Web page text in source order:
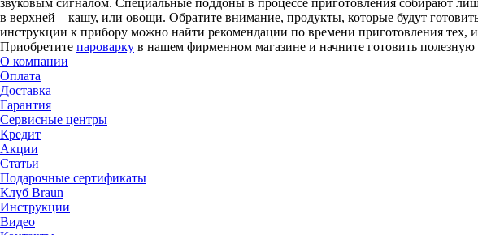
звуковым сигналом. Специальные поддоны в процессе приготовления собирают
в верхней – кашу, или овощи. Обратите внимание, продукты, которые будут
инструкции к прибору можно найти рекомендации по времени приготовления тех,
Приобретите пароварку в нашем фирменном магазине и начните готовить
О компании
Оплата
Доставка
Гарантия
Сервисные центры
Кредит
Акции
Статьи
Подарочные сертификаты
Клуб Braun
Инструкции
Видео